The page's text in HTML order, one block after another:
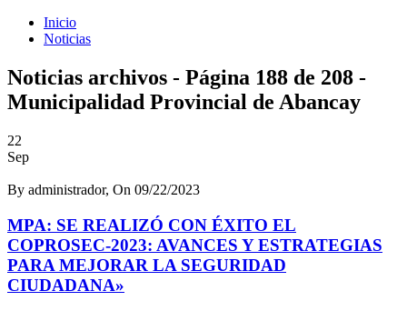
Inicio
Noticias
Noticias archivos - Página 188 de 208 -
Municipalidad Provincial de Abancay
22
Sep
By administrador, On 09/22/2023
MPA: SE REALIZÓ CON ÉXITO EL
COPROSEC-2023: AVANCES Y ESTRATEGIAS
PARA MEJORAR LA SEGURIDAD
CIUDADANA»